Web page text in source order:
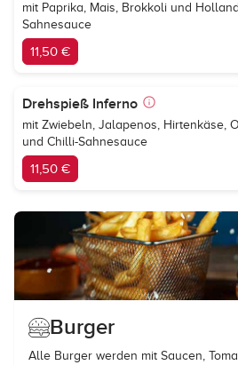
mit Paprika, Mais, Brokkoli und
Sahnesauce
11,50 €
Drehspieß Inferno
mit Zwiebeln, Jalapenos, Hirtenkäse,
und Chilli-Sahnesauce
11,50 €
Burger
Alle Burger werden mit Saucen,